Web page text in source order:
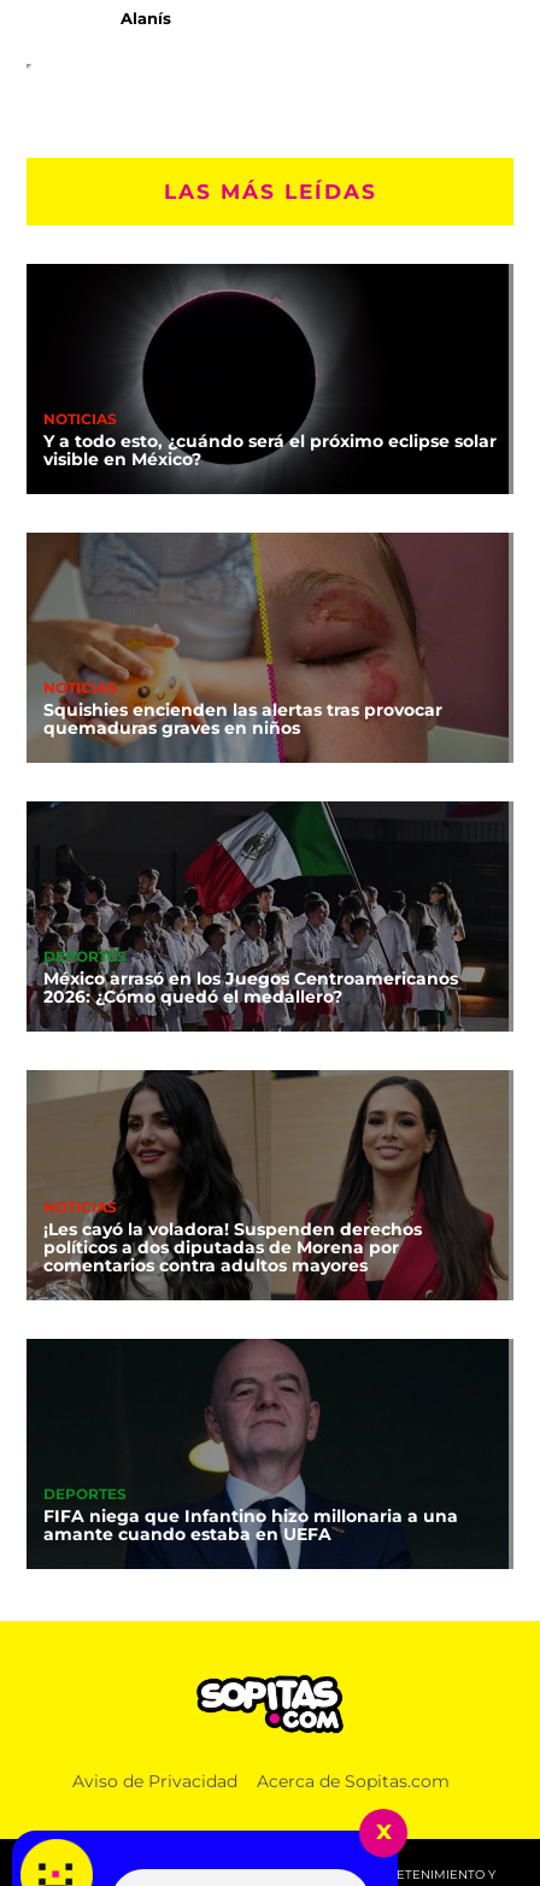
Alanís
LAS MÁS LEÍDAS
NOTICIAS
Y a todo esto, ¿cuándo será el próximo eclipse solar
visible en México?
NOTICIAS
Squishies encienden las alertas tras provocar
quemaduras graves en niños
DEPORTES
México arrasó en los Juegos Centroamericanos
2026: ¿Cómo quedó el medallero?
NOTICIAS
¡Les cayó la voladora! Suspenden derechos
políticos a dos diputadas de Morena por
comentarios contra adultos mayores
DEPORTES
FIFA niega que Infantino hizo millonaria a una
amante cuando estaba en UEFA
“Es horrible”: El cáncer de próstata de Joe Biden
Aviso de Privacidad Acerca de Sopitas.com
© 2026 SOPITAS.COM - MÚSICA, NOTICIAS, DEPORTES, ENTRETENIMIENTO Y
x